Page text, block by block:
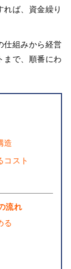
ば、資金繰り
仕組みから経営
まで、順番にわ
造
コスト
流れ
る